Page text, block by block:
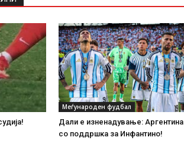
Меѓународен фудбал
Дали е изненадување: Аргентина
со поддршка за Инфантино!